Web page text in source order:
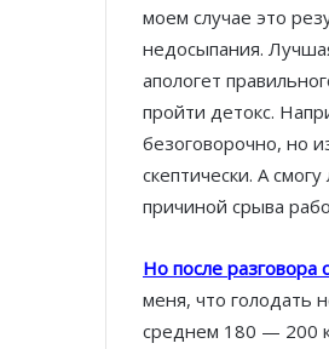
моем случае это
недосыпания.
апологет
пройти детокс.
безоговорочно, но
скептически. А
причиной срыва
Но после разговора
меня, что голодать
среднем 180 — 200